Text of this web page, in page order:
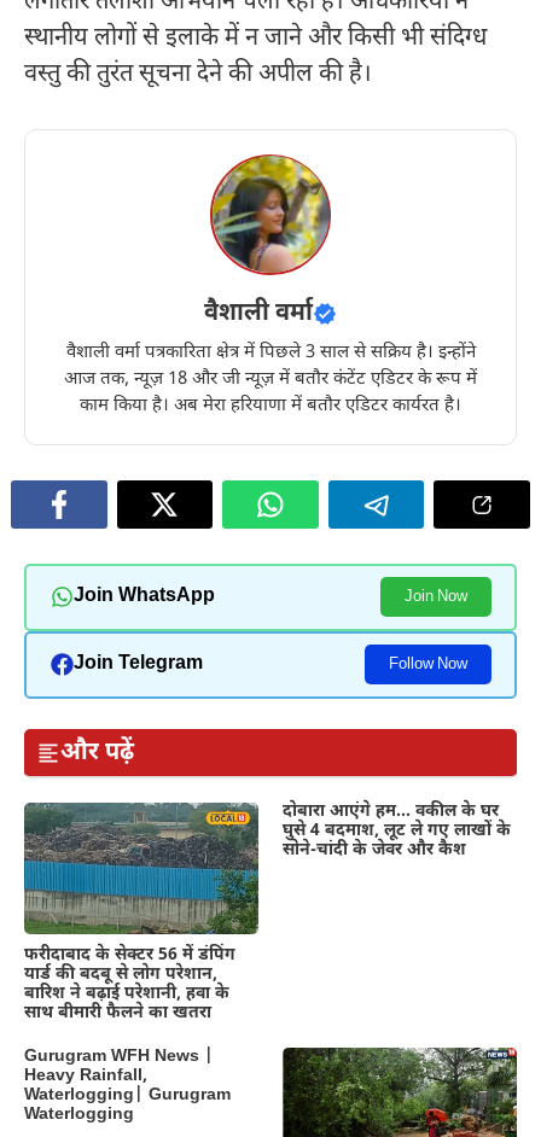
स्थानीय लोगों से इलाके में न जाने और किसी भी संदिग्ध
वस्तु की तुरंत सूचना देने की अपील की है।
वैशाली वर्मा
वैशाली वर्मा पत्रकारिता क्षेत्र में पिछले 3 साल से सक्रिय है। इन्होंने
आज तक, न्यूज़ 18 और जी न्यूज़ में बतौर कंटेंट एडिटर के रूप में
काम किया है। अब मेरा हरियाणा में बतौर एडिटर कार्यरत है।
Join WhatsApp Join Now
Join Telegram Follow Now
और पढ़ें
फरीदाबाद के सेक्टर 56 में डंपिंग
यार्ड की बदबू से लोग परेशान,
बारिश ने बढ़ाई परेशानी, हवा के
साथ बीमारी फैलने का खतरा
दोबारा आएंगे हम… वकील के घर
घुसे 4 बदमाश, लूट ले गए लाखों के
सोने-चांदी के जेवर और कैश
Gurugram WFH News |
Heavy Rainfall,
Waterlogging| Gurugram
Waterlogging